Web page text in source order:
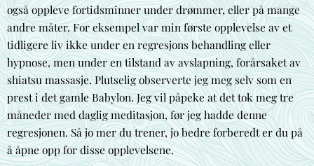
også oppleve fortidsminner under drømmer, eller på mange
andre måter. For eksempel var min første opplevelse av et
tidligere liv ikke under en regresjons behandling eller
hypnose, men under en tilstand av avslapning, forårsaket av
shiatsu massasje. Plutselig observerte jeg meg selv som en
prest i det gamle Babylon. Jeg vil påpeke at det tok meg tre
måneder med daglig meditasjon, før jeg hadde denne
regresjonen. Så jo mer du trener, jo bedre forberedt er du på
å åpne opp for disse opplevelsene.